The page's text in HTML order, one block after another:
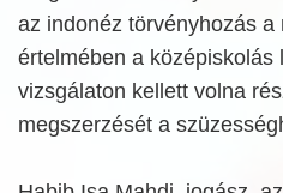
az indonéz törvényhozás
értelmében a középiskolás
vizsgálaton kellett volna
megszerzését a